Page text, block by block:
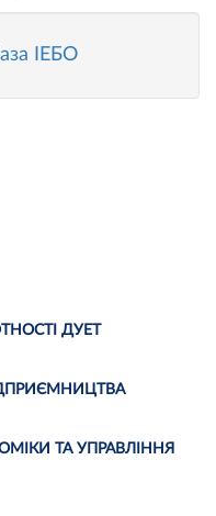
ІЕБО
ДУЕТ
ТА УПРАВЛІННЯ